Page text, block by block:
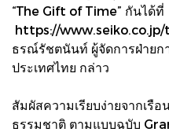
“The Gift of Time” กันได้ที่
https://
ธรณ์รัชตนันท์ ผู้จัดการฝ่ายก
ประเทศไทย กล่าว
สัมผัสความเรียบง่ายจากเรื
ธรรมชาติ ตามแบบฉบับ